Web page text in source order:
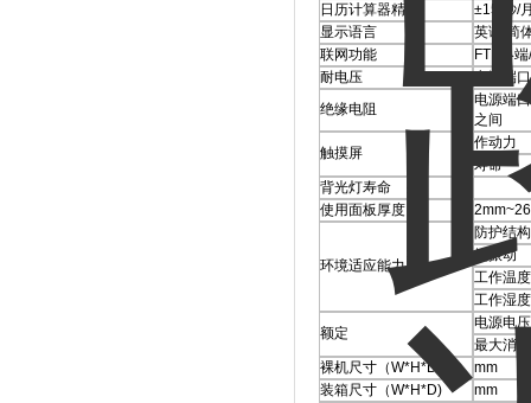
日历计算器精度
±15 秒/
显示语言
英语/简
联网功能
FTP终
耐电压
电源端
绝缘电阻
电源端
之间
触摸屏
作动力
寿命
背光灯寿命
使用面板厚度
环境适应能力
防护结构
抗振动
工作温度
工作湿度
额定
电源电压
最大消
裸机尺寸（W*H*D)
mm
装箱尺寸（W*H*D)
mm